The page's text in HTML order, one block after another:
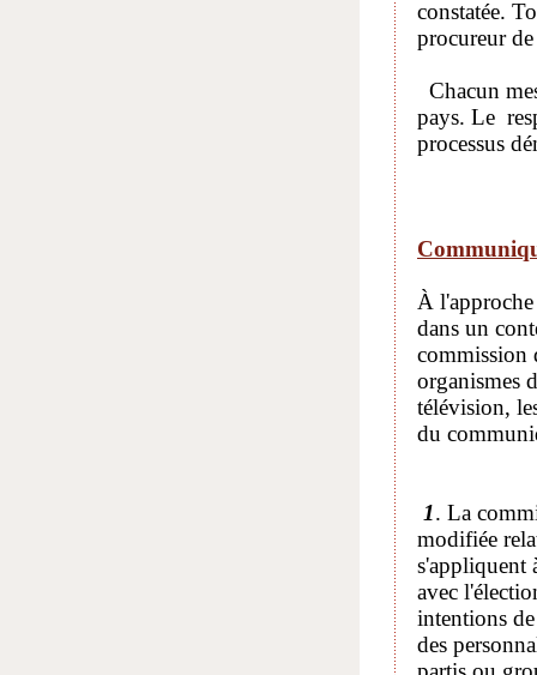
constatée.
procureur
Chacun
pays. Le
processus
À
dans un
commission
organismes
télévision,
du
1. La
modifiée
s'appliquent
avec
intentions
des